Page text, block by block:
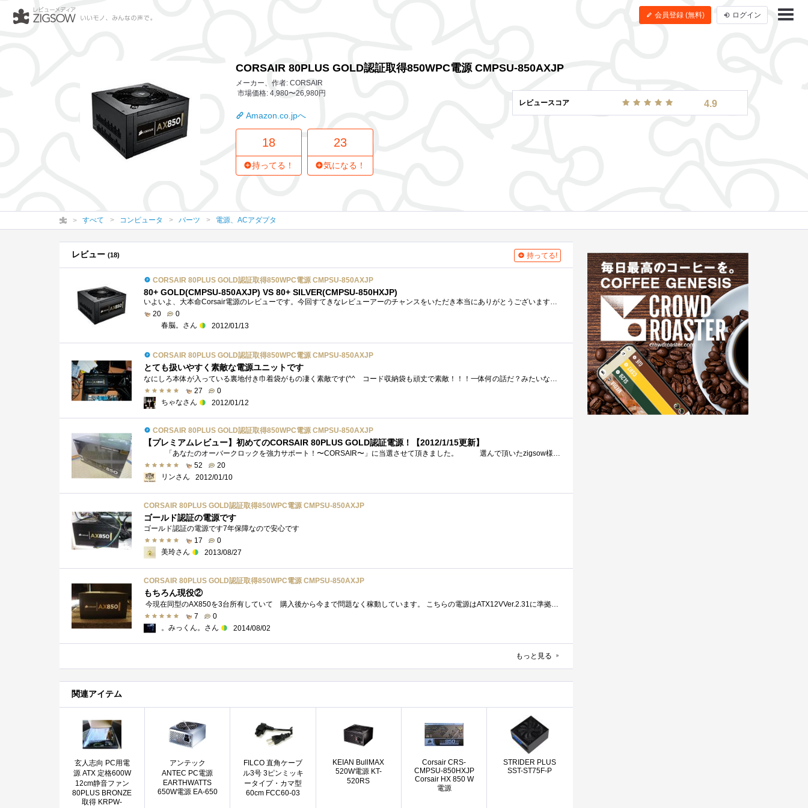
会員登録 (無料) ログイン
レビュースコア 4.9
CORSAIR 80PLUS GOLD認証取得850WPC電源 CMPSU-850AXJP
メーカー、作者: CORSAIR
市場価格: 4,980〜26,980円
Amazon.co.jpへ
18
持ってる！
23
気になる！
すべて コンピュータ パーツ 電源、ACアダプタ
レビュー (18) 持ってる!
CORSAIR 80PLUS GOLD認証取得850WPC電源 CMPSU-850AXJP
80+ GOLD(CMPSU-850AXJP) VS 80+ SILVER(CMPSU-850HXJP)
いよいよ、大本命Corsair電源のレビューです。今回すてきなレビューアーのチャンスをいただき本当にありがとうございます。リンクスさん、Corsair...
20
0
春脳。さん
2012/01/13
CORSAIR 80PLUS GOLD認証取得850WPC電源 CMPSU-850AXJP
とても扱いやすく素敵な電源ユニットです
なにしろ本体が入っている裏地付き巾着袋がもの凄く素敵です(^^ゞコード収納袋も頑丈で素敵！！！一体何の話だ？みたいな感じではありますが�...
27
0
ちゃなさん
2012/01/12
CORSAIR 80PLUS GOLD認証取得850WPC電源 CMPSU-850AXJP
【プレミアムレビュー】初めてのCORSAIR 80PLUS GOLD認証電源！【2012/1/15更新】
「あなたのオーバークロックを強力サポート！〜CORSAIR〜」に当選させて頂きました。 選んで頂いたzigsow様、CORSAIR様、関係者の皆様に...
52
20
リンさん
2012/01/10
CORSAIR 80PLUS GOLD認証取得850WPC電源 CMPSU-850AXJP
ゴールド認証の電源です
ゴールド認証の電源です7年保障なので安心です
17
0
美玲さん
2013/08/27
CORSAIR 80PLUS GOLD認証取得850WPC電源 CMPSU-850AXJP
もちろん現役②
今現在同型のAX850を3台所有していて 購入後から今まで問題なく稼動しています。 こちらの電源はATX12VVer.2.31に準拠した、80PLUSGOLD認証の電源ユ�...
7
0
。みっくん。さん
2014/08/02
もっと見る
関連アイテム
玄人志向 PC用電
源 ATX 定格600W
12cm静音ファン
80PLUS BRONZE
取得 KRPW-
アンテック
ANTEC PC電源
EARTHWATTS
650W電源 EA-650
FILCO 直角ケーブ
ル3号 3ピンミッキ
ータイプ・カマ型
60cm FCC60-03
KEIAN BullMAX
520W電源 KT-
520RS
Corsair CRS-
CMPSU-850HXJP
Corsair HX 850 W
電源
STRIDER PLUS
SST-ST75F-P